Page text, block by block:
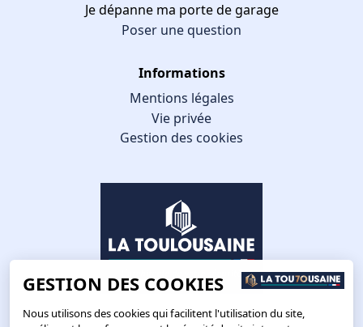
Je dépanne ma porte de garage
Poser une question
Informations
Mentions légales
Vie privée
Gestion des cookies
GESTION DES COOKIES
Nous utilisons des cookies qui facilitent l'utilisation du site,